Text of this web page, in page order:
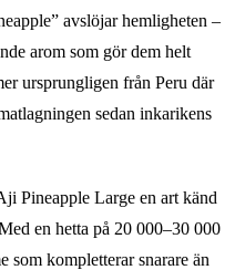
avslöjar hemligheten –
arom som gör dem helt
ursprungligen från Peru där
sedan inkarikens
Pineapple Large en art känd
en hetta på 20 000–30 000
som kompletterar snarare än